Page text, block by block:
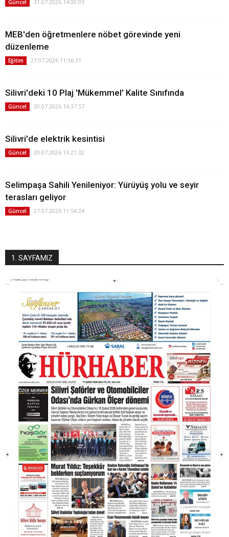
Güncel 31.07.2026 14:00:05
MEB'den öğretmenlere nöbet görevinde yeni
düzenleme
Eğitim 27.07.2026 11:36:31
Silivri'deki 10 Plaj 'Mükemmel' Kalite Sınıfında
Güncel 20.07.2026 14:37:57
Silivri'de elektrik kesintisi
Güncel 20.07.2026 13:21:32
Selimpaşa Sahili Yenileniyor: Yürüyüş yolu ve seyir
terasları geliyor
Güncel 27.07.2026 11:54:24
1. SAYFAMIZ